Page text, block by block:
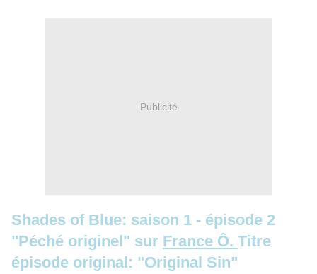
Publicité
Shades of Blue: saison 1 - épisode 2
"Péché originel" sur France Ô. Titre
épisode original: "Original Sin"